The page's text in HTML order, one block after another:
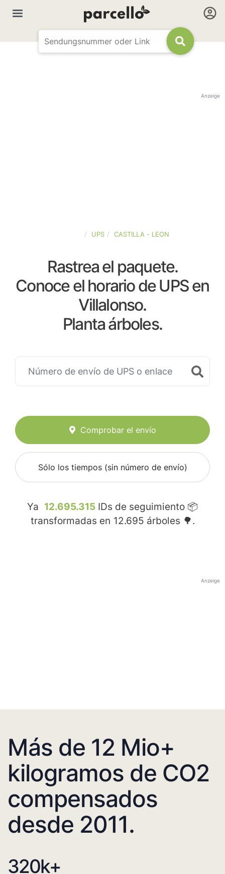
Anzeige
UPS CASTILLA - LEON
Rastrea el paquete.
Conoce el horario de UPS en
Villalonso.
Planta árboles.
Comprobar el envío
Sólo los tiempos (sin número de envío)
Ya 12.695.315 IDs de seguimiento 📦
transformadas en 12.695 árboles 🌳.
Anzeige
Más de 12 Mio+
kilogramos de CO2
compensados
desde 2011.
320k+